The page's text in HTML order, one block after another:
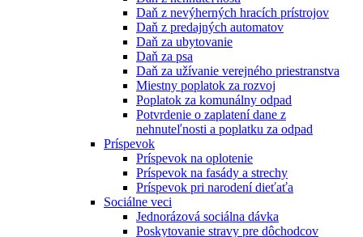
Daň z nevýherných hracích prístrojov
Daň z predajných automatov
Daň za ubytovanie
Daň za psa
Daň za užívanie verejného priestranstva
Miestny poplatok za rozvoj
Poplatok za komunálny odpad
Potvrdenie o zaplatení dane z
nehnuteľnosti a poplatku za odpad
Príspevok
Príspevok na oplotenie
Príspevok na fasády a strechy
Príspevok pri narodení dieťaťa
Sociálne veci
Jednorázová sociálna dávka
Poskytovanie stravy pre dôchodcov